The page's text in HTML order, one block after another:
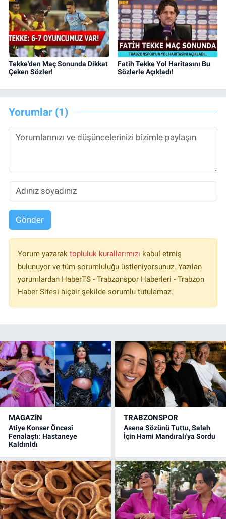
Tekke'den Maç Sonunda Dikkat
Çeken Sözler!
Fatih Tekke Yol Haritasını Bu
Sözlerle Açıkladı!
Yorumlar (1)
Gönder
Yorum yazarak topluluk kurallarımızı kabul etmiş
bulunuyor ve tüm sorumluluğu üstleniyorsunuz. Yazılan
yorumlardan HaberTS - Trabzonspor Haberleri - Trabzon
Haber Sitesi hiçbir şekilde sorumlu tutulamaz.
MAGAZİN
Atiye Konser Öncesi
Fenalaştı: Hastaneye
Kaldırıldı
TRABZONSPOR
Asena Sözünü Tuttu, Salah
İçin Hami Mandıralı'ya Sordu